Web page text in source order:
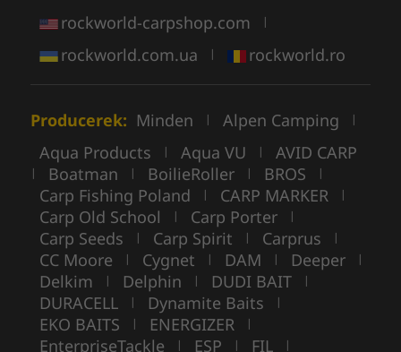
rockworld-carpshop.com |
rockworld.com.ua | rockworld.ro
Producerek: Minden | Alpen Camping |
Aqua Products | Aqua VU | AVID CARP
| Boatman | BoilieRoller | BROS |
Carp Fishing Poland | CARP MARKER |
Carp Old School | Carp Porter |
Carp Seeds | Carp Spirit | Carprus |
CC Moore | Cygnet | DAM | Deeper |
Delkim | Delphin | DUDI BAIT |
DURACELL | Dynamite Baits |
EKO BAITS | ENERGIZER |
EnterpriseTackle | ESP | FIL |